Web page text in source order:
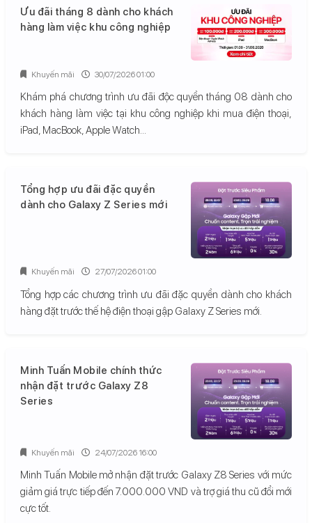
Ưu đãi tháng 8 dành cho khách
hàng làm việc khu công nghiệp
Khám phá chương trình ưu đãi độc quyền tháng 08 dành cho
khách hàng làm việc tại khu công nghiệp khi mua điện thoại,
iPad, MacBook, Apple Watch...
Khuyến mãi 30/07/2026 01:00
Tổng hợp ưu đãi đặc quyền
dành cho Galaxy Z Series mới
Tổng hợp các chương trình ưu đãi đặc quyền dành cho khách
hàng đặt trước thế hệ điện thoại gập Galaxy Z Series mới.
Khuyến mãi 27/07/2026 01:00
Minh Tuấn Mobile chính thức
nhận đặt trước Galaxy Z8
Series
Minh Tuấn Mobile mở nhận đặt trước Galaxy Z8 Series với mức
giảm giá trực tiếp đến 7.000.000 VND và trợ giá thu cũ đổi mới
cực tốt.
Khuyến mãi 24/07/2026 16:00